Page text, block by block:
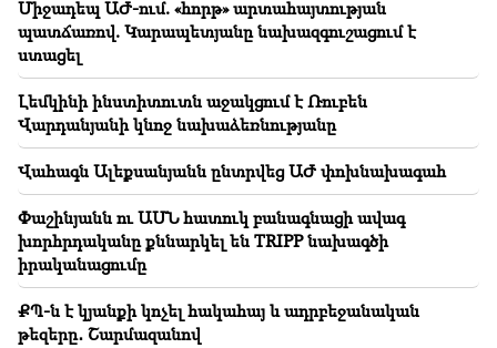
21:10
Հուսանք՝ Հորմուզի շուրջ խաղաղ հանգուցալուծումը
կկայանա․ Արտակ Զաքարյան
20:56 Կարևոր
Զգուշացե՛ք կեղծ էջերից և առցանց
խարդախություններից, նպատակը՝ բանկային
տվյալներին տիրանալն է (լուսանկար)
20:41
ՍԴ-ն վարույթ է ընդունել Հայաստան–ԱՄՆ TRIPP
համաձայնագրի սահմանադրականության հարցը
20:30
Միջադեպ ԱԺ-ում. «հորթ» արտահայտության
պատճառով. Կարապետյանը նախազգուշացում է
ստացել
Լեմկինի ինստիտուտն աջակցում է Ռուբեն
Վարդանյանի կնոջ նախաձեռնությանը
Վահագն Ալեքսանյանն ընտրվեց ԱԺ փոխնախագահ
Փաշինյանն ու ԱՄՆ հատուկ բանագնացի ավագ
խորհրդականը քննարկել են TRIPP նախագծի
իրականացումը
ՔՊ-ն է կյանքի կոչել հակահայ և ադրբեջանական
թեզերը․ Շարմազանով